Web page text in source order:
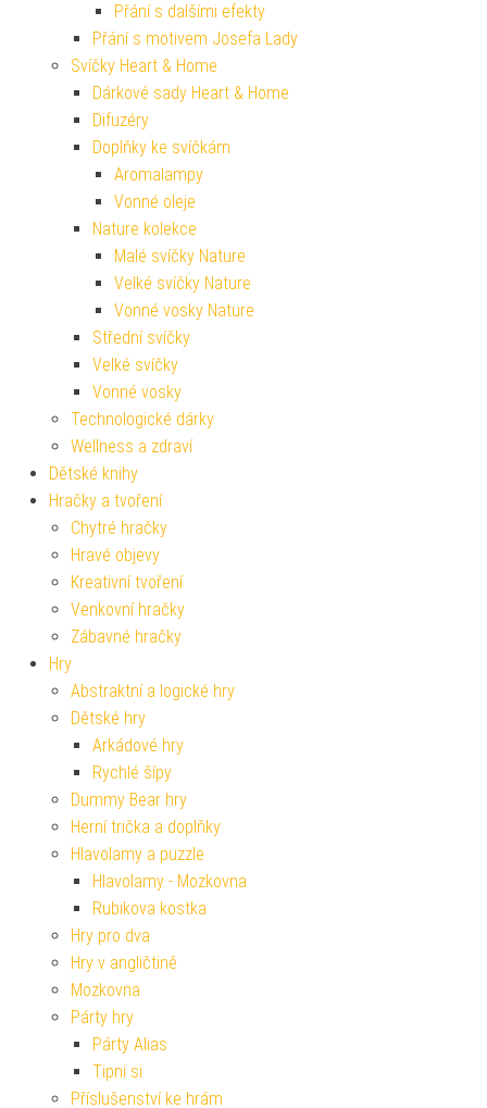
Přání s dalšími efekty
Přání s motivem Josefa Lady
Svíčky Heart & Home
Dárkové sady Heart & Home
Difuzéry
Doplňky ke svíčkám
Aromalampy
Vonné oleje
Nature kolekce
Malé svíčky Nature
Velké svíčky Nature
Vonné vosky Nature
Střední svíčky
Velké svíčky
Vonné vosky
Technologické dárky
Wellness a zdraví
Dětské knihy
Hračky a tvoření
Chytré hračky
Hravé objevy
Kreativní tvoření
Venkovní hračky
Zábavné hračky
Hry
Abstraktní a logické hry
Dětské hry
Arkádové hry
Rychlé šípy
Dummy Bear hry
Herní trička a doplňky
Hlavolamy a puzzle
Hlavolamy - Mozkovna
Rubikova kostka
Hry pro dva
Hry v angličtině
Mozkovna
Párty hry
Párty Alias
Tipni si
Příslušenství ke hrám